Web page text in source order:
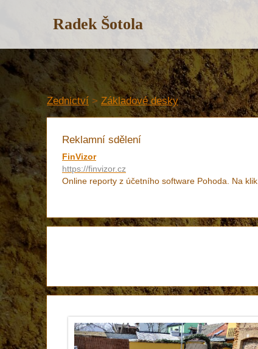
Radek Šotola
Zednictví > Základové desky
Reklamní sdělení
FinVizor
https://finvizor.cz
Online reporty z účetního software Pohoda. Na klik.